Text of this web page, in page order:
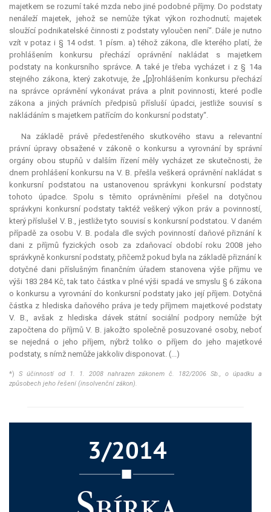
majetkem se rozumí také mzda nebo jiné podobné příjmy. Do podstaty
nenáleží majetek, jehož se nemůže týkat výkon rozhodnutí; majetek
sloužící podnikatelské činnosti z podstaty vyloučen není“. Dále je nutno
vzít v potaz i § 14 odst. 1 písm. a) téhož zákona, dle kterého platí, že
prohlášením konkursu přechází oprávnění nakládat s majetkem
podstaty na konkursního správce. A také je třeba vycházet i z § 14a
stejného zákona, který zakotvuje, že „[p]rohlášením konkursu přechází
na správce oprávnění vykonávat práva a plnit povinnosti, které podle
zákona a jiných právních předpisů přísluší úpadci, jestliže souvisí s
nakládáním s majetkem patřícím do konkursní podstaty“.
Na základě právě předestřeného skutkového stavu a relevantní
právní úpravy obsažené v zákoně o konkursu a vyrovnání by správní
orgány obou stupňů v dalším řízení měly vycházet ze skutečnosti, že
dnem prohlášení konkursu na V. B. přešla veškerá oprávnění nakládat s
konkursní podstatou na ustanovenou správkyni konkursní podstaty
tohoto úpadce. Spolu s těmito oprávněními přešel na dotyčnou
správkyni konkursní podstaty taktéž veškerý výkon práv a povinností,
který příslušel V. B., jestliže tyto souvisí s konkursní podstatou. V daném
případě za osobu V. B. podala dle svých povinností daňové přiznání k
dani z příjmů fyzických osob za zdaňovací období roku 2008 jeho
správkyně konkursní podstaty, přičemž pokud byla na základě přiznání k
dotyčné dani příslušným finančním úřadem stanovena výše příjmu ve
výši 183 284 Kč, tak tato částka v plné výši spadá ve smyslu § 6 zákona
o konkursu a vyrovnání do konkursní podstaty jako její příjem. Dotyčná
částka z hlediska daňového práva je tedy příjmem majetkové podstaty
V. B., avšak z hlediska dávek státní sociální podpory nemůže být
započtena do příjmů V. B. jakožto společně posuzované osoby, neboť
se nejedná o jeho příjem, nýbrž toliko o příjem do jeho majetkové
podstaty, s nímž nemůže jakkoliv disponovat. (...)
*) S účinností od 1. 1. 2008 nahrazen zákonem č. 182/2006 Sb., o úpadku a
způsobech jeho řešení (insolvenční zákon).